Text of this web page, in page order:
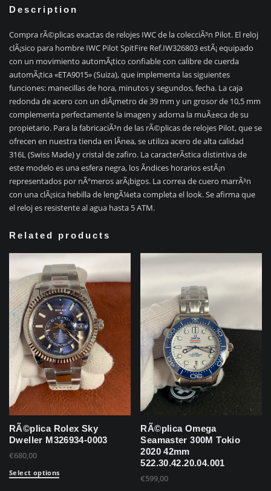
Description
Compra rÃ©plicas exactas de relojes IWC de la colecciÃ³n Pilot. El reloj
clÃ¡sico para hombre IWC Pilot SpitFire Ref.IW326803 estÃ¡ equipado
con un movimiento automÃ¡tico confiable con calibre de cuerda
automÃ¡tica «ETA9015» (Suiza), que implementa las siguientes
funciones: manecillas de hora, minutos y segundos, fecha. La caja
redonda de acero con un diÃ¡metro de 39 mm y un grosor de 10,5 mm
complementa perfectamente la imagen y adorna la muÃ±eca de su
propietario. Para la fabricaciÃ³n de las rÃ©plicas de relojes Pilot, que se
ofrecen en nuestra tienda en lÃ­nea, se utiliza acero de alta calidad
316L (Swiss Made) y cristal de zafiro. La caracterÃ­stica distintiva de
este modelo es una esfera negra, los Ã­ndices horarios estÃ¡n
representados por nÃºmeros arÃ¡bigos. La correa de cuero marrÃ³n
con una clÃ¡sica hebilla de lengÃ¼eta completa el look. Se afirma que
el reloj es resistente al agua hasta 5 ATM.
Related products
RÃ©plica Rolex Sky
Dweller M326934-0003
€680,00
Select options
RÃ©plica Omega
Seamaster 300M Tokio
2020 42mm
522.30.42.20.04.001
€599,00